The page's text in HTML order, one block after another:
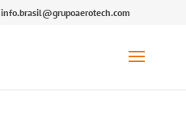
info.brasil@grupoaerotech.com